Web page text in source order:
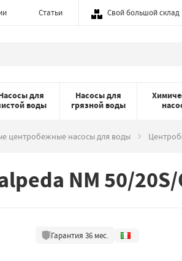
Статьи Свой большой склад
для
воды
Насосы для
грязной воды
центробежные насосы для воды
NM 50/20S/
Гарантия36 мес.